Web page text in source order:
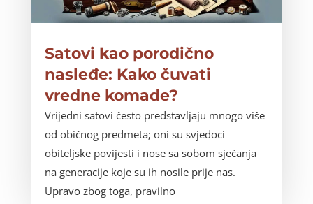
Satovi kao porodično
nasleđe: Kako čuvati
vredne komade?
Vrijedni satovi često predstavljaju mnogo više
od običnog predmeta; oni su svjedoci
obiteljske povijesti i nose sa sobom sjećanja
na generacije koje su ih nosile prije nas.
Upravo zbog toga, pravilno